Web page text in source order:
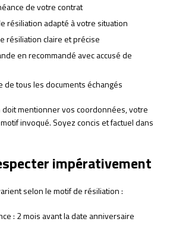
de votre contrat
résiliation adapté à votre situation
résiliation claire et précise
en recommandé avec accusé de
de tous les documents échangés
doit mentionner vos coordonnées, votre
invoqué. Soyez concis et factuel dans
impérativement
selon le motif de résiliation :
: 2 mois avant la date anniversaire